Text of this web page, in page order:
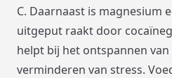
C. Daarnaast is magnesium
uitgeput raakt door
helpt bij het ontspannen
verminderen van stress.